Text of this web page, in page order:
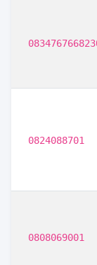
0824088701
0808069001